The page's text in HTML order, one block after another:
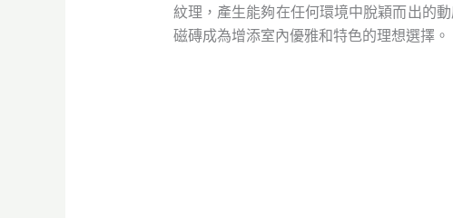
紋理，產生能夠在任何環境中脫穎而出的
磁磚成為增添室內優雅和特色的理想選擇。